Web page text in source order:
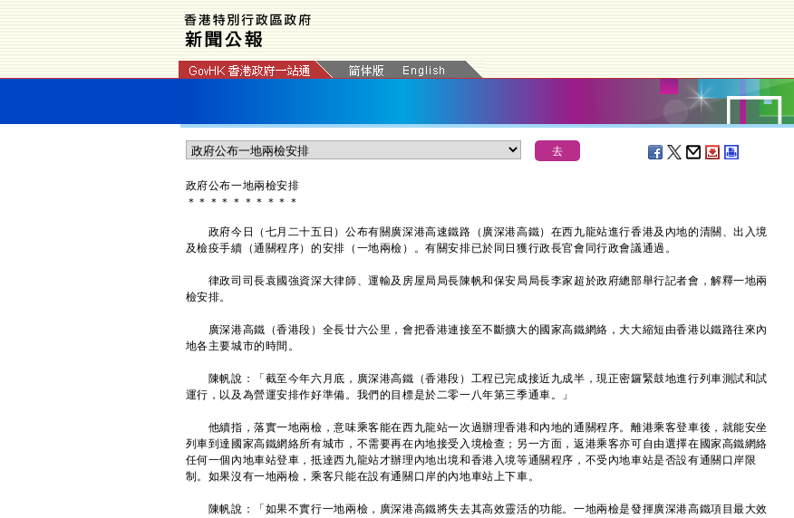
政府公布一地兩檢安排
＊ ＊ ＊ ＊ ＊ ＊ ＊ ＊ ＊ ＊
政府今日（七月二十五日）公布有關廣深港高速鐵路（廣深港高鐵）在西九龍站進行香港及內地的清關、出入境
及檢疫手續（通關程序）的安排（一地兩檢）。有關安排已於同日獲行政長官會同行政會議通過。
律政司司長袁國強資深大律師、運輸及房屋局局長陳帆和保安局局長李家超於政府總部舉行記者會，解釋一地兩
檢安排。
廣深港高鐵（香港段）全長廿六公里，會把香港連接至不斷擴大的國家高鐵網絡，大大縮短由香港以鐵路往來內
地各主要城市的時間。
陳帆說：「截至今年六月底，廣深港高鐵（香港段）工程已完成接近九成半，現正密鑼緊鼓地進行列車測試和試
運行，以及為營運安排作好準備。我們的目標是於二零一八年第三季通車。」
他續指，落實一地兩檢，意味乘客能在西九龍站一次過辦理香港和內地的通關程序。離港乘客登車後，就能安坐
列車到達國家高鐵網絡所有城市，不需要再在內地接受入境檢查；另一方面，返港乘客亦可自由選擇在國家高鐵網絡
任何一個內地車站登車，抵達西九龍站才辦理內地出境和香港入境等通關程序，不受內地車站是否設有通關口岸限
制。如果沒有一地兩檢，乘客只能在設有通關口岸的內地車站上下車。
陳帆說：「如果不實行一地兩檢，廣深港高鐵將失去其高效靈活的功能。一地兩檢是發揮廣深港高鐵項目最大效